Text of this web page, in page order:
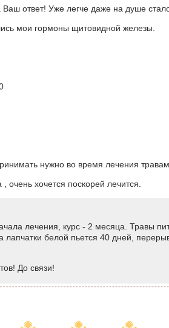
ответ! Уже легче даже на душе
мои гормоны щитовидной железы.
нужно во время лечения
хочется поскорей лечится.
лечения, курс - 2 месяца. Травы
лапчатки белой пьется 40 дней,
До связи!